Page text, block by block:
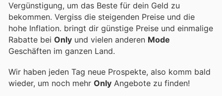
Vergünstigung, um das Beste für dein Geld zu
bekommen. Vergiss die steigenden Preise und die
hohe Inflation. bringt dir günstige Preise und einmalige
Rabatte bei Only und vielen anderen Mode
Geschäften im ganzen Land.
Wir haben jeden Tag neue Prospekte, also komm bald
wieder, um noch mehr Only Angebote zu finden!